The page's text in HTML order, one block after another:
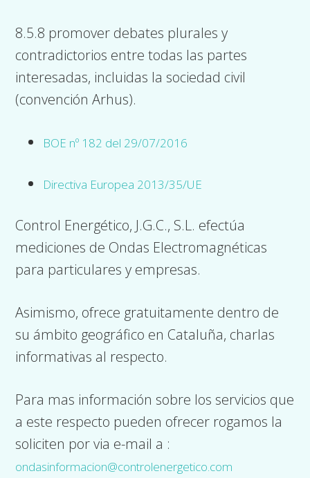
8.5.8 promover debates plurales y
contradictorios entre todas las partes
interesadas, incluidas la sociedad civil
(convención Arhus).
BOE nº 182 del 29/07/2016
Directiva Europea 2013/35/UE
Control Energético, J.G.C., S.L. efectúa
mediciones de Ondas Electromagnéticas
para particulares y empresas.
Asimismo, ofrece gratuitamente dentro de
su ámbito geográfico en Cataluña, charlas
informativas al respecto.
Para mas información sobre los servicios que
a este respecto pueden ofrecer rogamos la
soliciten por via e-mail a :
ondasinformacion@controlenergetico.com